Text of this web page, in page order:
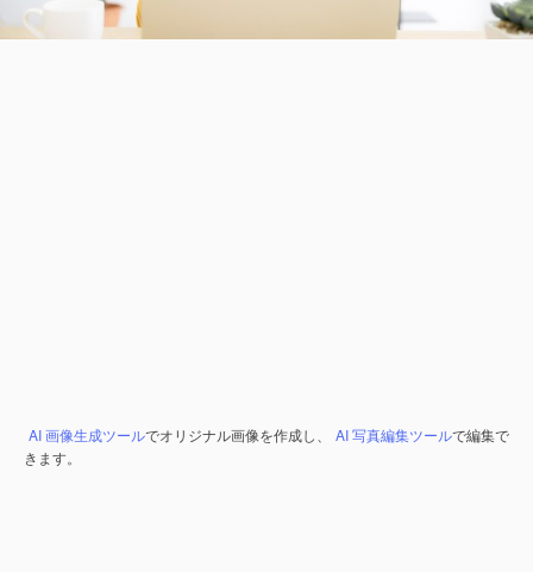
AI 画像生成ツールでオリジナル画像を作成し、 AI 写真編集ツールで編集で
きます。